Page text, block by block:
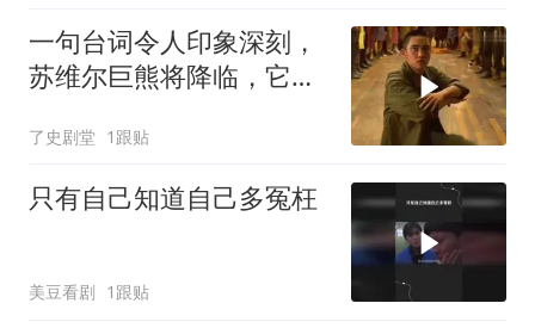
一句台词令人印象深刻，
苏维尔巨熊将降临，它要
了史剧堂 1跟贴
只有自己知道自己多冤枉
美豆看剧 1跟贴